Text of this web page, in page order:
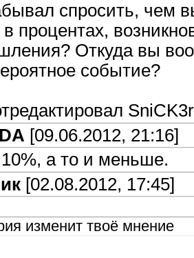
спросить, чем
в процентах,
Откуда вы
событие?
[09.06.2012, 21:16]
а то и меньше.
[02.08.2012, 17:45]
изменит твоё мнение